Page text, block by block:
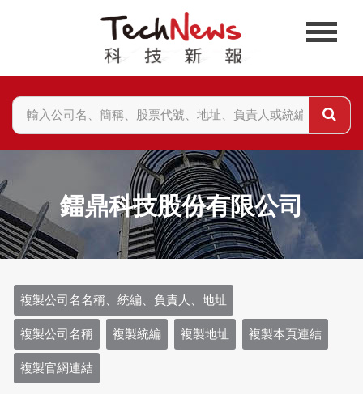
鐳鼎科技股份有限公司
複製公司名名稱、統編、負責人、地址
複製公司名稱 複製統編 複製地址 複製本頁連結
複製官網連結